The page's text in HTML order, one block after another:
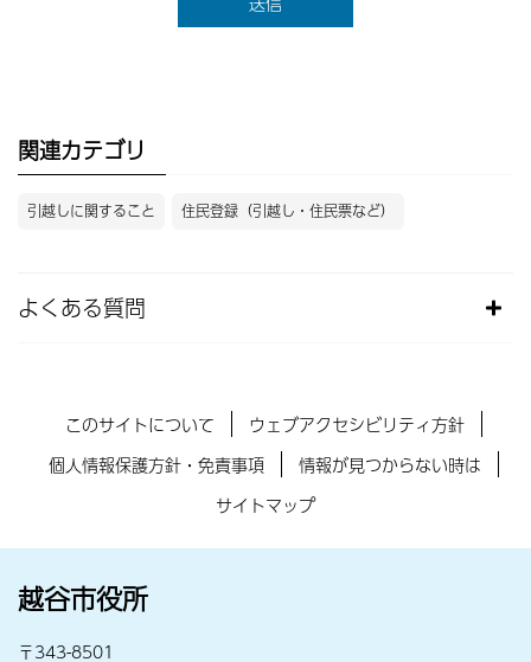
関連カテゴリ
引越しに関すること 住民登録（引越し・住民票など）
よくある質問
このサイトについて
ウェブアクセシビリティ方針
個人情報保護方針・免責事項
情報が見つからない時は
サイトマップ
越谷市役所
〒343-8501